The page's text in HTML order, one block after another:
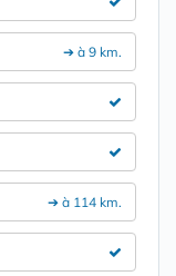
➔ à 9 km.
➔ à 114 km.